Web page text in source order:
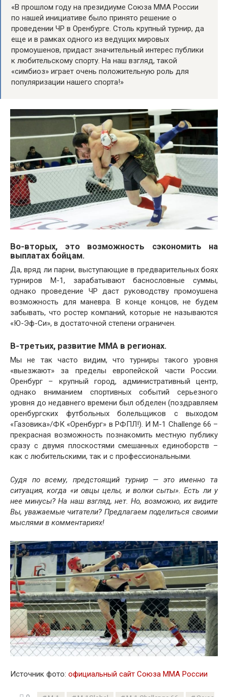
«В прошлом году на президиуме Союза ММА России
по нашей инициативе было принято решение о
проведении ЧР в Оренбурге. Столь крупный турнир, да
еще и в рамках одного из ведущих мировых
промоушенов, придаст значительный интерес публики
к любительскому спорту. На наш взгляд, такой
«симбиоз» играет очень положительную роль для
популяризации нашего спорта!»
Во-вторых, это возможность сэкономить на
выплатах бойцам.
Да, вряд ли парни, выступающие в предварительных боях
турниров М-1, зарабатывают баснословные суммы,
однако проведение ЧР даст руководству промоушена
возможность для маневра. В конце концов, не будем
забывать, что ростер компаний, которые не называются
«Ю-Эф-Си», в достаточной степени ограничен.
В-третьих, развитие ММА в регионах.
Мы не так часто видим, что турниры такого уровня
«выезжают» за пределы европейской части России.
Оренбург – крупный город, административный центр,
однако вниманием спортивных событий серьезного
уровня до недавнего времени был обделен (поздравляем
оренбургских футбольных болельщиков с выходом
«Газовика»/ФК «Оренбург» в РФПЛ!). И M-1 Challenge 66 –
прекрасная возможность познакомить местную публику
сразу с двумя плоскостями смешанных единоборств –
как с любительскими, так и с профессиональными.
Судя по всему, предстоящий турнир — это именно та
ситуация, когда «и овцы целы, и волки сыты». Есть ли у
нее минусы? На наш взгляд, нет. Но, возможно, их видите
Вы, уважаемые читатели? Предлагаем поделиться своими
мыслями в комментариях!
Источник фото: официальный сайт Союза ММА России